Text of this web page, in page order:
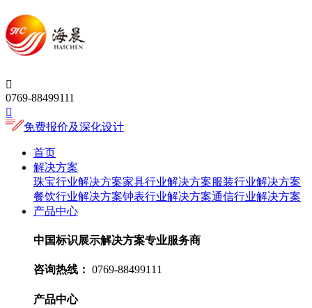

0769-88499111

免费报价及深化设计
首页
解决方案
珠宝行业解决方案家具行业解决方案服装行业解决方案
餐饮行业解决方案钟表行业解决方案通信行业解决方案
产品中心
中国标识展示解决方案专业服务商
咨询热线： 0769-88499111
产品中心